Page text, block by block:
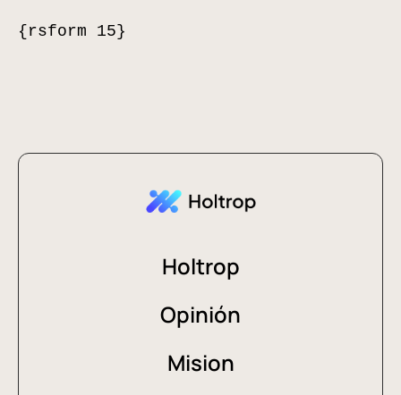
{rsform 15}
Holtrop
Opinión
Mision